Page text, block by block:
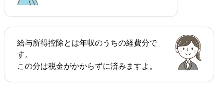
給与所得控除とは年収のうちの経費分で
す。
この分は税金がかからずに済みますよ。